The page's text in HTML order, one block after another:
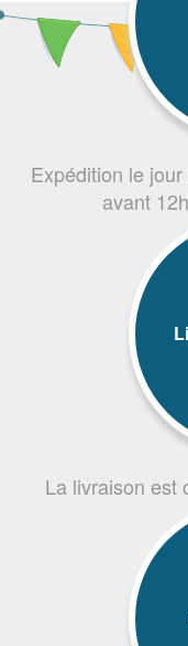
Expédition le
avant
La livraison est